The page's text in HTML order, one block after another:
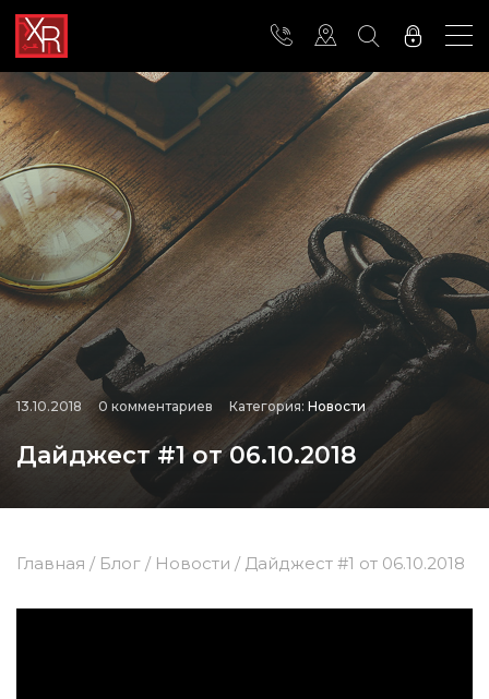
13.10.2018 0 комментариев Категория: Новости
Дайджест #1 от 06.10.2018
Главная / Блог / Новости / Дайджест #1 от 06.10.2018